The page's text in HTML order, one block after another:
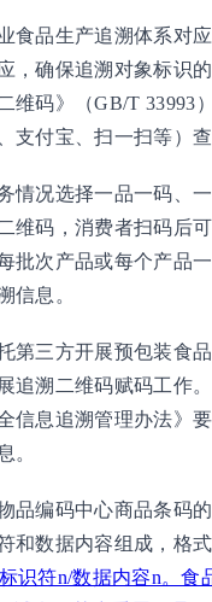
食品生产追溯体系对
，确保追溯对象标识
维码》（GB/T 33993
支付宝、扫一扫等）
情况选择一品一码、
维码，消费者扫码后
批次产品或每个产品
信息。
第三方开展预包装食
追溯二维码赋码工作
信息追溯管理办法》
。
品编码中心商品条码
和数据内容组成，格
识符n/数据内容n。